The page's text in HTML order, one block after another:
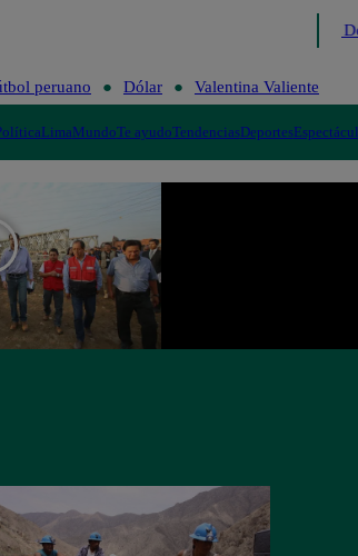
Perú
peruano Dólar Valentina Valiente
LimaMundoTe ayudoTendenciasDeportes